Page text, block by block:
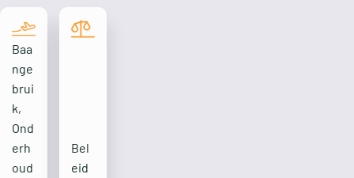
Baa
nge
brui
k,
Ond
erh
oud
Bel
eid